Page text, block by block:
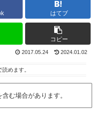
はてブ
コピー
2017.05.24 2024.01.02
読めます。
む場合があります。